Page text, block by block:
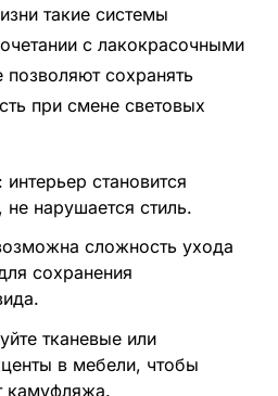
такие системы
с лакокрасочными
сохранять
при смене световых
становится
нарушается стиль.
сложность ухода
сохранения
тканевые или
в мебели, чтобы
камуфляжа.